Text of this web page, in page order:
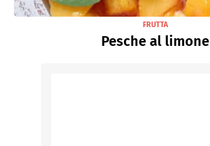
FRUTTA
Pesche al limone